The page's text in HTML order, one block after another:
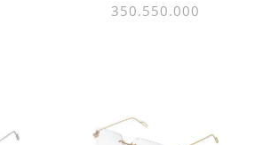
350.550.000